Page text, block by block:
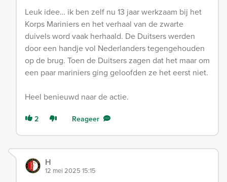
Leuk idee… ik ben zelf nu 13 jaar werkzaam bij het
Korps Mariniers en het verhaal van de zwarte
duivels word vaak herhaald. De Duitsers werden
door een handje vol Nederlanders tegengehouden
op de brug. Toen de Duitsers zagen dat het maar om
een paar mariniers ging geloofden ze het eerst niet.
Heel benieuwd naar de actie.
2 Reageer
H
12 mei 2025 15:15